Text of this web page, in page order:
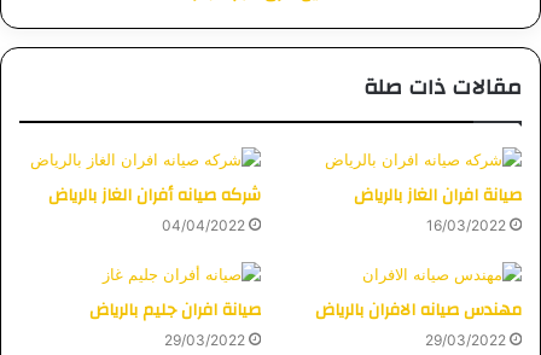
مقالات ذات صلة
صيانة افران الغاز بالرياض
16/03/2022
شركه صيانه أفران الغاز بالرياض
04/04/2022
مهندس صيانه الافران بالرياض
29/03/2022
صيانة افران جليم بالرياض
29/03/2022